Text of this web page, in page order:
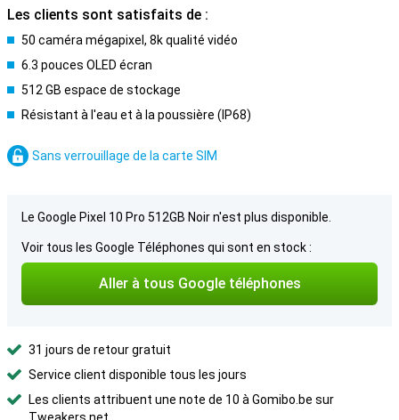
Les clients sont satisfaits de :
50 caméra mégapixel, 8k qualité vidéo
6.3 pouces OLED écran
512 GB espace de stockage
Résistant à l'eau et à la poussière (IP68)
Sans verrouillage de la carte SIM
Le Google Pixel 10 Pro 512GB Noir n'est plus disponible.
Voir tous les Google Téléphones qui sont en stock :
Aller à tous Google téléphones
31 jours de retour gratuit
Service client disponible tous les jours
Les clients attribuent une note de 10 à Gomibo.be sur